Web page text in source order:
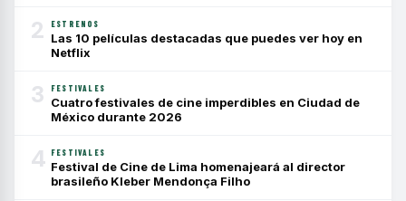
2 ESTRENOS
Las 10 películas destacadas que puedes ver hoy en
Netflix
3 FESTIVALES
Cuatro festivales de cine imperdibles en Ciudad de
México durante 2026
4 FESTIVALES
Festival de Cine de Lima homenajeará al director
brasileño Kleber Mendonça Filho